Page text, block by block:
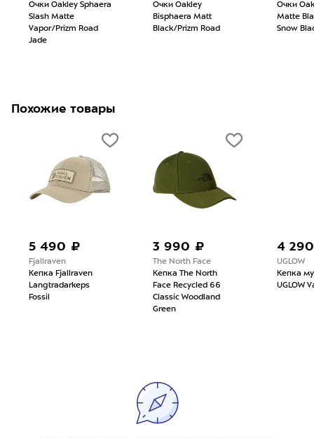
Очки Oakley Sphaera
Slash Matte
Vapor/Prizm Road
Jade
Очки Oakley
Bisphaera Matt
Black/Prizm Road
Очки
Matte
Snow
Похожие товары
5 490 ₽
Fjallraven
Кепка Fjallraven
Langtradarkeps
Fossil
3 990 ₽
The North Face
Кепка The North
Face Recycled 66
Classic Woodland
Green
4
UGLOW
Кепка
UGLOW